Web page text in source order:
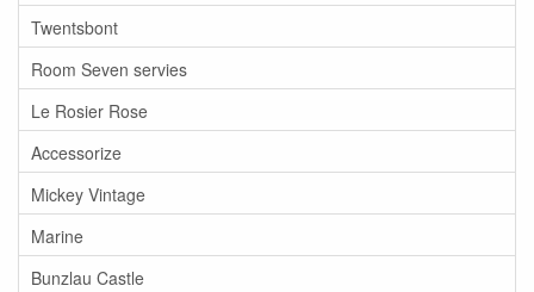
Twentsbont
Room Seven servies
Le Rosier Rose
Accessorize
Mickey Vintage
Marine
Bunzlau Castle